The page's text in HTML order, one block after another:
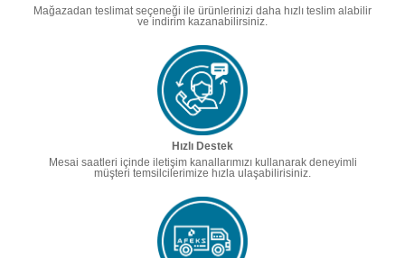
Mağazadan teslimat seçeneği ile ürünlerinizi daha hızlı teslim alabilir
ve indirim kazanabilirsiniz.
Hızlı Destek
Mesai saatleri içinde iletişim kanallarımızı kullanarak deneyimli
müşteri temsilcilerimize hızla ulaşabilirisiniz.